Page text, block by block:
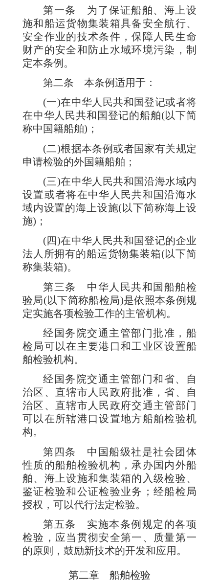
第一条 为了保证船舶、海上设
施和船运货物集装箱具备安全航行、
安全作业的技术条件，保障人民生命
财产的安全和防止水域环境污染，制
定本条例。
第二条 本条例适用于：
(一)在中华人民共和国登记或者将
在中华人民共和国登记的船舶(以下简
称中国籍船舶)；
(二)根据本条例或者国家有关规定
申请检验的外国籍船舶；
(三)在中华人民共和国沿海水域内
设置或者将在中华人民共和国沿海水
域内设置的海上设施(以下简称海上设
施)；
(四)在中华人民共和国登记的企业
法人所拥有的船运货物集装箱(以下简
称集装箱)。
第三条 中华人民共和国船舶检
验局(以下简称船检局)是依照本条例规
定实施各项检验工作的主管机构。
经国务院交通主管部门批准，船
检局可以在主要港口和工业区设置船
舶检验机构。
经国务院交通主管部门和省、自
治区、直辖市人民政府批准，省、自
治区、直辖市人民政府交通主管部门
可以在所辖港口设置地方船舶检验机
构。
第四条 中国船级社是社会团体
性质的船舶检验机构，承办国内外船
舶、海上设施和集装箱的入级检验、
鉴证检验和公证检验业务；经船检局
授权，可以代行法定检验。
第五条 实施本条例规定的各项
检验，应当贯彻安全第一、质量第一
的原则，鼓励新技术的开发和应用。
第二章 船舶检验